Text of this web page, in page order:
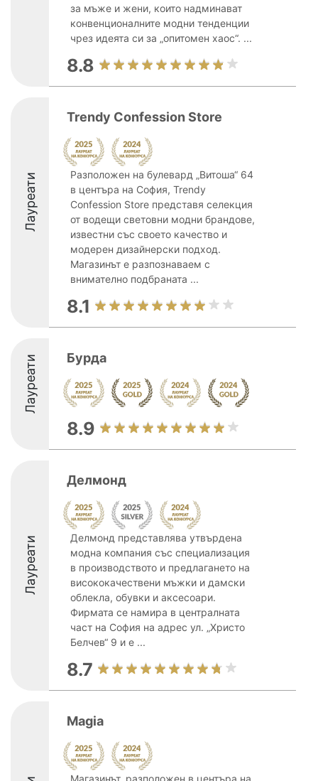
за мъже и жени, които надминават
конвенционалните модни тенденции
чрез идеята си за „опитомен хаос“. ...
8.8
Лауреати
Trendy Confession Store
Разположен на булевард „Витоша“ 64
в центъра на София, Trendy
Confession Store представя селекция
от водещи световни модни брандове,
известни със своето качество и
модерен дизайнерски подход.
Магазинът е разпознаваем с
внимателно подбраната ...
8.1
Лауреати Бурда
8.9
Лауреати
Делмонд
Делмонд представлява утвърдена
модна компания със специализация
в производството и предлагането на
висококачествени мъжки и дамски
облекла, обувки и аксесоари.
Фирмата се намира в централната
част на София на адрес ул. „Христо
Белчев“ 9 и е ...
8.7
Magia
Магазинът, разположен в центъра на